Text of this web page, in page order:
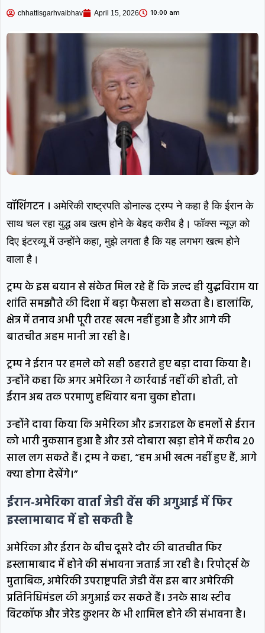
chhattisgarhvaibhav April 15, 2026 10:00 am
वॉशिंगटन । अमेरिकी राष्ट्रपति डोनाल्ड ट्रम्प ने कहा है कि ईरान के
साथ चल रहा युद्ध अब खत्म होने के बेहद करीब है। फॉक्स न्यूज़ को
दिए इंटरव्यू में उन्होंने कहा, मुझे लगता है कि यह लगभग खत्म होने
वाला है।
ट्रम्प के इस बयान से संकेत मिल रहे हैं कि जल्द ही युद्धविराम या
शांति समझौते की दिशा में बड़ा फैसला हो सकता है। हालांकि,
क्षेत्र में तनाव अभी पूरी तरह खत्म नहीं हुआ है और आगे की
बातचीत अहम मानी जा रही है।
ट्रम्प ने ईरान पर हमले को सही ठहराते हुए बड़ा दावा किया है।
उन्होंने कहा कि अगर अमेरिका ने कार्रवाई नहीं की होती, तो
ईरान अब तक परमाणु हथियार बना चुका होता।
उन्होंने दावा किया कि अमेरिका और इजराइल के हमलों से ईरान
को भारी नुकसान हुआ है और उसे दोबारा खड़ा होने में करीब 20
साल लग सकते हैं। ट्रम्प ने कहा, “हम अभी खत्म नहीं हुए हैं, आगे
क्या होगा देखेंगे।”
ईरान-अमेरिका वार्ता जेडी वेंस की अगुआई में फिर
इस्लामाबाद में हो सकती है
अमेरिका और ईरान के बीच दूसरे दौर की बातचीत फिर
इस्लामाबाद में होने की संभावना जताई जा रही है। रिपोर्ट्स के
मुताबिक, अमेरिकी उपराष्ट्रपति जेडी वेंस इस बार अमेरिकी
प्रतिनिधिमंडल की अगुआई कर सकते हैं। उनके साथ स्टीव
विटकॉफ और जेरेड कुशनर के भी शामिल होने की संभावना है।